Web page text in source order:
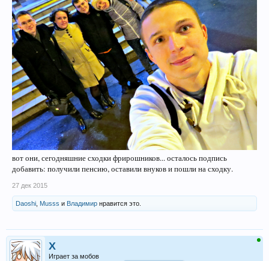
вот они, сегодняшние сходки фрирошников... осталось подпись
добавить: получили пенсию, оставили внуков и пошли на сходку.
27 дек 2015
Daoshi Musss и Владимир нравится это.
X
Играет за мобов